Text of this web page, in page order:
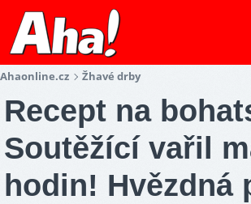
Ahaonline.cz Žhavé drby
Recept na
Soutěžící vařil
hodin! Hvězdná